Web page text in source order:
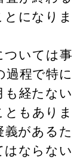
になりま
ついては事
過程で特に
も経たない
ともありま
義があるた
はならない